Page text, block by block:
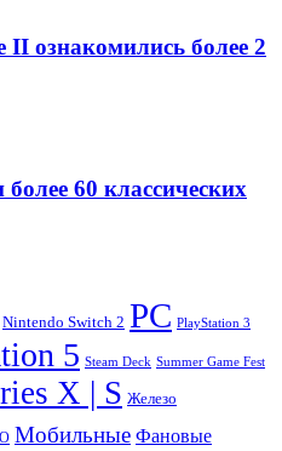
ознакомились более 2
60 классических
Nintendo Switch 2 PC PlayStation 3
5 Steam Deck Summer Game Fest
X | S Железо
Мобильные Фановые